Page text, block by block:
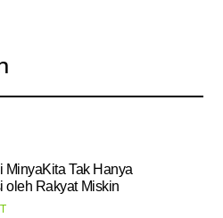
MinyaKita Tak Hanya
oleh Rakyat Miskin